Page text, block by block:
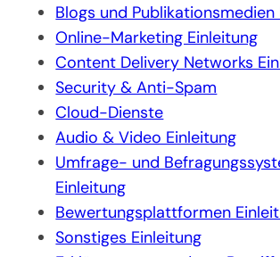
Blogs und Publikationsmedien
Online-Marketing Einleitung
Content Delivery Networks
Security & Anti-Spam
Cloud-Dienste
Audio & Video Einleitung
Umfrage- und
Einleitung
Bewertungsplattformen
Sonstiges Einleitung